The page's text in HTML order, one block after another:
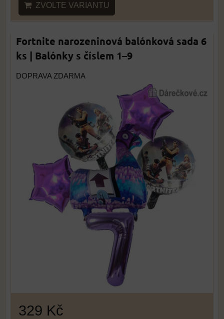
ZVOLTE VARIANTU
Fortnite narozeninová balónková sada 6
ks | Balónky s číslem 1–9
DOPRAVA ZDARMA
329 Kč